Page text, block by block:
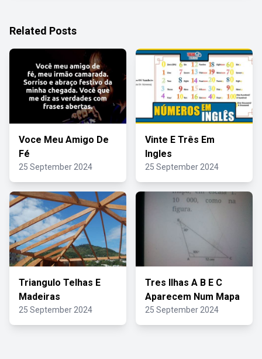
Related Posts
Voce Meu Amigo De
Fé
25 September 2024
Vinte E Três Em
Ingles
25 September 2024
Triangulo Telhas E
Madeiras
25 September 2024
Tres Ilhas A B E C
Aparecem Num Mapa
25 September 2024